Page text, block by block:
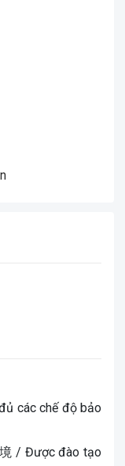
các chế độ bảo
/ Được đào tạo